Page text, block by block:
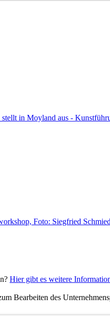
in Moyland aus -
Hier gibt es weitere
Bearbeiten des